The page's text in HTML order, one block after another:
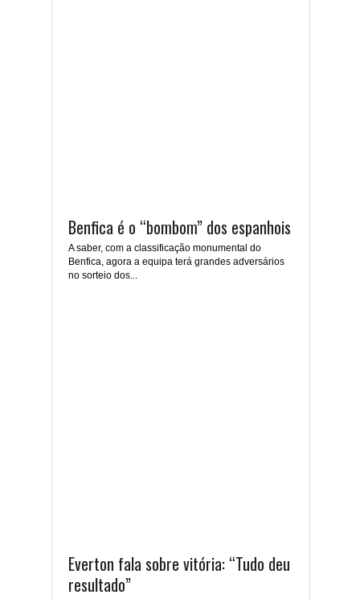
Benfica é o “bombom” dos espanhois
A saber, com a classificação monumental do
Benfica, agora a equipa terá grandes adversários
no sorteio dos...
Everton fala sobre vitória: “Tudo deu
resultado”